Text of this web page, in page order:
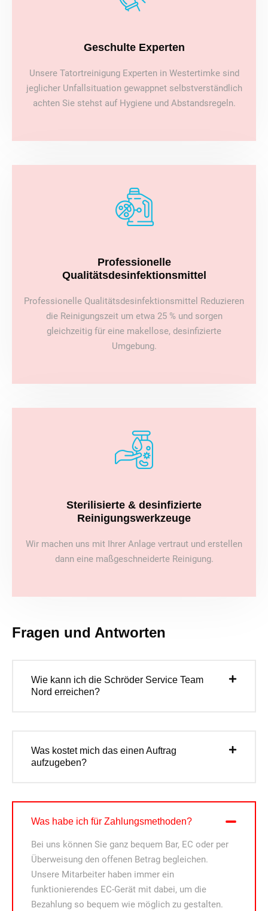
Geschulte Experten
Unsere Tatortreinigung Experten in Westertimke sind
jeglicher Unfallsituation gewappnet selbstverständlich
achten Sie stehst auf Hygiene und Abstandsregeln.
Professionelle
Qualitätsdesinfektionsmittel
Professionelle Qualitätsdesinfektionsmittel Reduzieren
die Reinigungszeit um etwa 25 % und sorgen
gleichzeitig für eine makellose, desinfizierte
Umgebung.
Sterilisierte & desinfizierte
Reinigungswerkzeuge
Wir machen uns mit Ihrer Anlage vertraut und erstellen
dann eine maßgeschneiderte Reinigung.
Fragen und Antworten
Wie kann ich die Schröder Service Team
Nord erreichen?
Was kostet mich das einen Auftrag
aufzugeben?
Was habe ich für Zahlungsmethoden?
Bei uns können Sie ganz bequem Bar, EC oder per
Überweisung den offenen Betrag begleichen.
Unsere Mitarbeiter haben immer ein
funktionierendes EC-Gerät mit dabei, um die
Bezahlung so bequem wie möglich zu gestalten.